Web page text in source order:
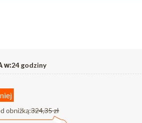
w:24 godziny
obniżką:324,35 zł